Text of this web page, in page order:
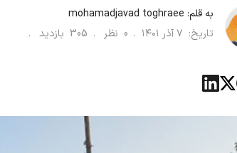
به قلم: mohamadjavad toghraee
تاریخ: ۷ آذر ۱۴۰۱ .
0 نظر . 305 بازدید .